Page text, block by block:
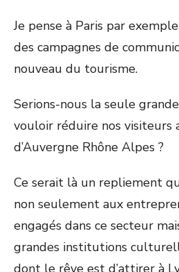
Je pense à Paris par
des campagnes de
nouveau du tourisme.
Serions-nous la seule
vouloir réduire nos visiteurs
d’Auvergne Rhône Alpes ?
Ce serait là un repliement
non seulement aux
engagés dans ce secteur
grandes institutions
dont le rêve est d’attirer à